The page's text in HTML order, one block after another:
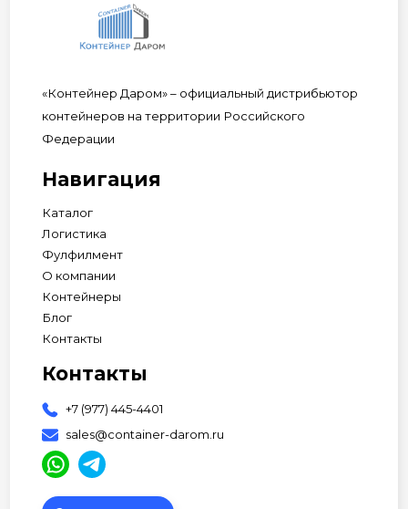
«Контейнер Даром» – официальный дистрибьютор
контейнеров на территории Российского
Федерации
Навигация
Каталог
Логистика
Фулфилмент
О компании
Контейнеры
Блог
Контакты
Контакты
+7 (977) 445-4401
sales@container-darom.ru